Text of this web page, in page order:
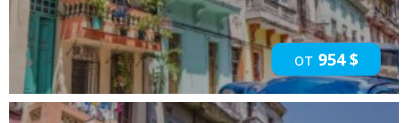
от 954 $